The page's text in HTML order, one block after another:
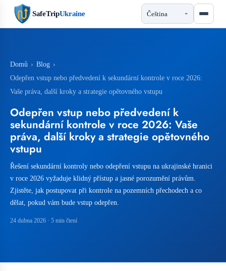
SafeTripUkraine
Domů › Blog ›
Odepřen vstup nebo předvedení k sekundární kontrole v roce 2026:
Vaše práva, další kroky a strategie opětovného vstupu
Odepřen vstup nebo předvedení k
sekundární kontrole v roce 2026: Vaše
práva, další kroky a strategie opětovného
vstupu
Řešení sekundární kontroly nebo odepření vstupu na ukrajinské hranici
v roce 2026 vyžaduje klidný přístup a jasné porozumění právům.
Zjistěte, jak postupovat při kontrole na pozemních přechodech a co
dělat, pokud vám bude vstup odepřen.
24 dubna 2026 · 5 min čtení